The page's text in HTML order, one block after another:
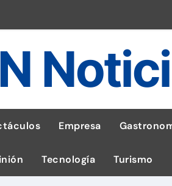
operaciones
un volcán
Empresa
Tecnología Turismo